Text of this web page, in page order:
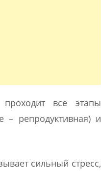
проходит все этапы
– репродуктивная) и
сильный стресс,